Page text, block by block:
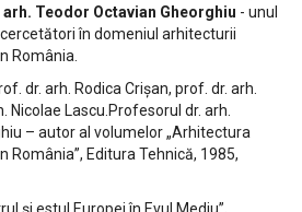
Teodor Octavian Gheorghiu - unul
în domeniul arhitecturii
România.
dr. arh. Rodica Crișan, prof. dr. arh.
Nicolae Lascu.Profesorul dr. arh.
– autor al volumelor „Arhitectura
România”, Editura Tehnică, 1985,
și estul Europei în Evul Mediu”,